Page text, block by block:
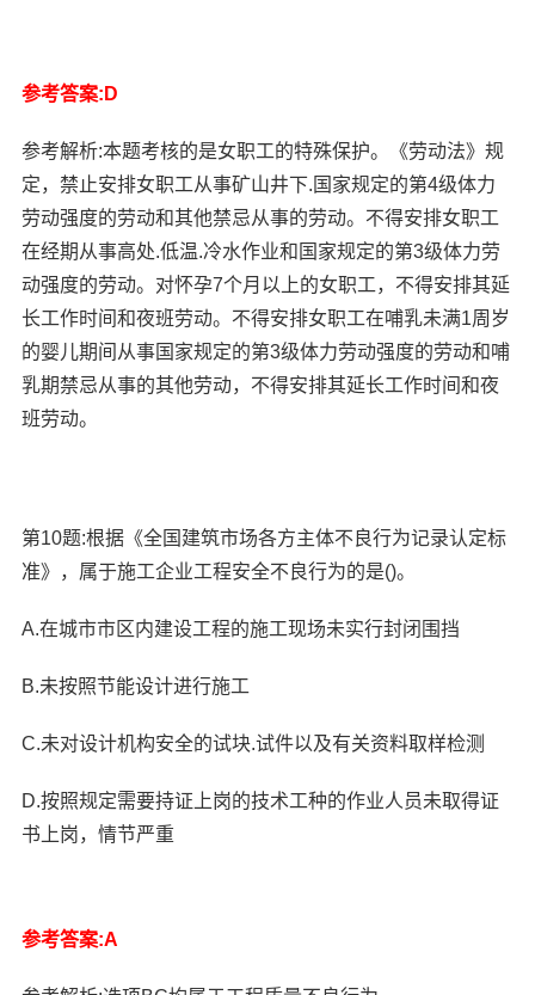
参考答案:D
参考解析:本题考核的是女职工的特殊保护。《劳动法》规
定，禁止安排女职工从事矿山井下.国家规定的第4级体力
劳动强度的劳动和其他禁忌从事的劳动。不得安排女职工
在经期从事高处.低温.冷水作业和国家规定的第3级体力劳
动强度的劳动。对怀孕7个月以上的女职工，不得安排其延
长工作时间和夜班劳动。不得安排女职工在哺乳未满1周岁
的婴儿期间从事国家规定的第3级体力劳动强度的劳动和哺
乳期禁忌从事的其他劳动，不得安排其延长工作时间和夜
班劳动。
第10题:根据《全国建筑市场各方主体不良行为记录认定标
准》，属于施工企业工程安全不良行为的是()。
A.在城市市区内建设工程的施工现场未实行封闭围挡
B.未按照节能设计进行施工
C.未对设计机构安全的试块.试件以及有关资料取样检测
D.按照规定需要持证上岗的技术工种的作业人员未取得证
书上岗，情节严重
参考答案:A